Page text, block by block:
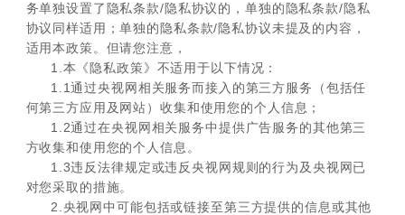
务单独设置了隐私条款/隐私协议的，单独的隐私条款/隐私
协议同样适用；单独的隐私条款/隐私协议未提及的内容，
适用本政策。但请您注意，
1.本《隐私政策》不适用于以下情况：
1.1通过央视网相关服务而接入的第三方服务（包括任
何第三方应用及网站）收集和使用您的个人信息；
1.2通过在央视网相关服务中提供广告服务的其他第三
方收集和使用您的个人信息。
1.3违反法律规定或违反央视网规则的行为及央视网已
对您采取的措施。
2.央视网中可能包括或链接至第三方提供的信息或其他